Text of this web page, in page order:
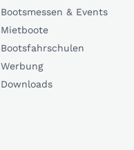
Bootsmessen & Events
Mietboote
Bootsfahrschulen
Werbung
Downloads